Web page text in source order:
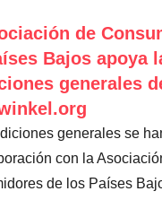
de
Bajos apoya
generales
generales se
con la
de los Países